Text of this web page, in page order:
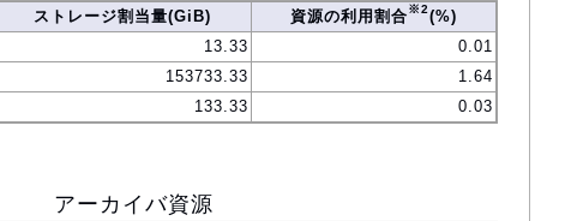
ストレージ割当量(GiB) 資源の利用割合※2(%)
13.33
0.01
153733.33
1.64
133.33
0.03
アーカイバ資源